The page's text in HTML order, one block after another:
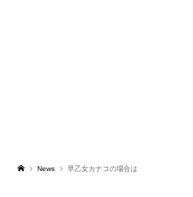
News 早乙女カナコの場合は